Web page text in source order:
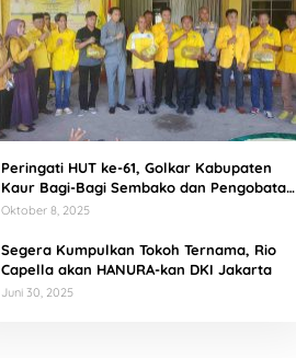
Peringati HUT ke-61, Golkar Kabupaten
Kaur Bagi-Bagi Sembako dan Pengobatan
Gratis
Oktober 8, 2025
Segera Kumpulkan Tokoh Ternama, Rio
Capella akan HANURA-kan DKI Jakarta
Juni 30, 2025